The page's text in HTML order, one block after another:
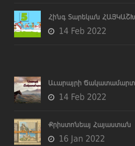
Հինգ Տարեկան
14 Feb 2022
Աւարայրի
14 Feb 2022
Քրիստոնեայ Հայաստան
16 Jan 2022